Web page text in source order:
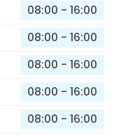
08:00 - 16:00
08:00 - 16:00
08:00 - 16:00
08:00 - 16:00
08:00 - 16:00